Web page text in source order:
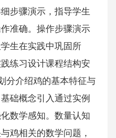
步骤演示，指导学生
准确。操作步骤演示
生在实践中巩固所
练习设计课程结构安
分介绍鸡的基本特征与
础概念引入通过实例
数学感知。数量认知
鸡相关的数学问题，